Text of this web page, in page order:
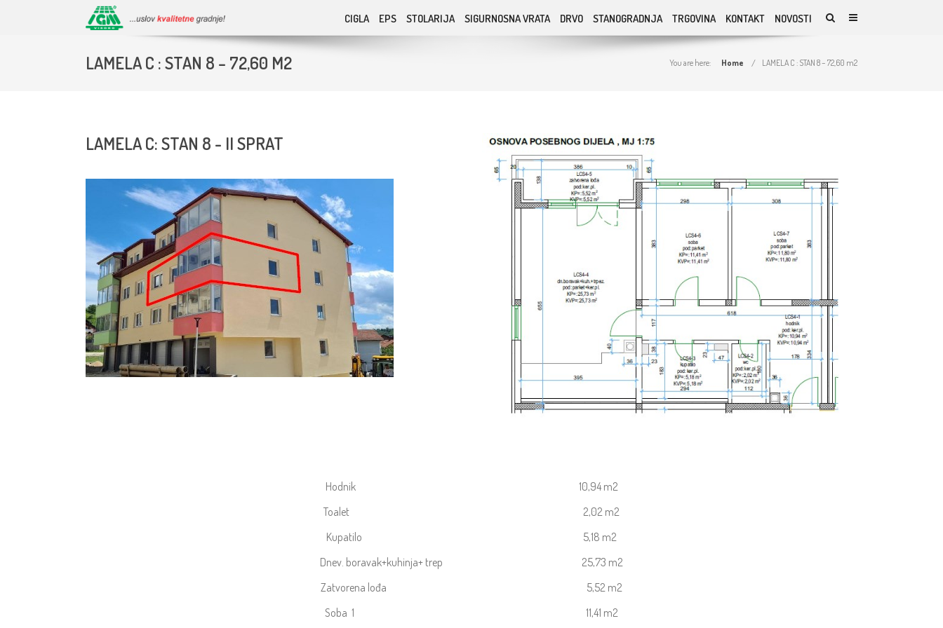
CIGLA EPS STOLARIJA SIGURNOSNA VRATA DRVO STANOGRADNJA TRGOVINA KONTAKT NOVOSTI
LAMELA C : STAN 8 – 72,60 M2 You are here: Home LAMELA C : STAN 8 – 72,60 m2
LAMELA C: STAN 8 - II SPRAT
Hodnik 10,94 m2
Toalet 2,02 m2
Kupatilo 5,18 m2
Dnev. boravak+kuhinja+ trep 25,73 m2
Zatvorena lođa 5,52 m2
Soba 1 11,41 m2